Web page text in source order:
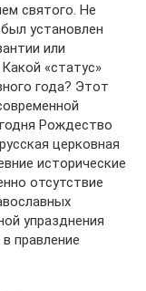
святого. Не
установлен
или
«статус»
года? Этот
Рождество
церковная
исторические
отсутствие
упразднения
правление